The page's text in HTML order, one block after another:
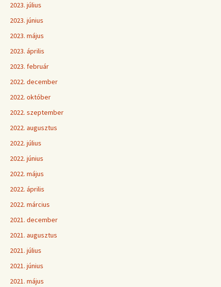
2023. július
2023. június
2023. május
2023. április
2023. február
2022. december
2022. október
2022. szeptember
2022. augusztus
2022. július
2022. június
2022. május
2022. április
2022. március
2021. december
2021. augusztus
2021. július
2021. június
2021. május